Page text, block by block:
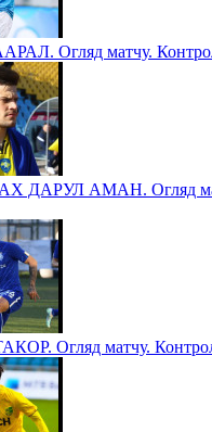
Огляд матчу.
ДАРУЛ АМАН. Огляд
Огляд матчу.